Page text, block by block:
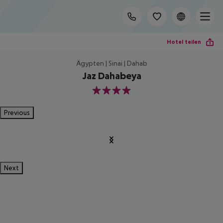
Hotel teilen
Ägypten | Sinai | Dahab
Jaz Dahabeya
4
Previous
Next